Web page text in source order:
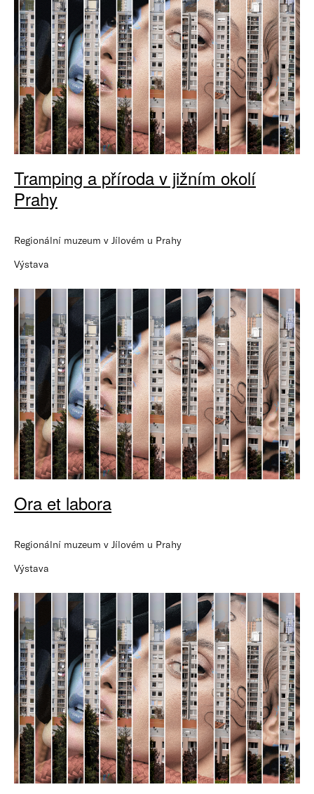
Tramping a příroda v jižním okolí
Prahy
Regionální muzeum v Jílovém u Prahy
Výstava
Ora et labora
Regionální muzeum v Jílovém u Prahy
Výstava